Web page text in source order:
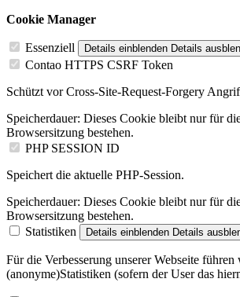
Cookie Manager
Essenziell Details einblenden Details
Contao HTTPS CSRF Token
Schützt vor Cross-Site-Request-Forgery
Speicherdauer: Dieses Cookie bleibt nur für
Browsersitzung bestehen.
PHP SESSION ID
Speichert die aktuelle PHP-Session.
Speicherdauer: Dieses Cookie bleibt nur für
Browsersitzung bestehen.
Statistiken
Details einblenden Details
Für die Verbesserung unserer Webseite führen
(anonyme)Statistiken (sofern der User das